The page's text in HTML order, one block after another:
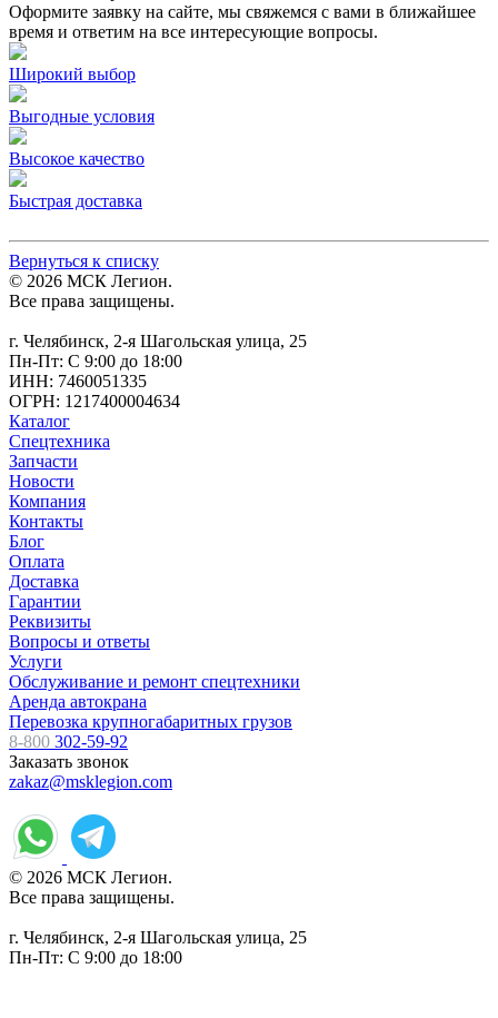
Оформите заявку на сайте, мы свяжемся с вами в ближайшее
время и ответим на все интересующие вопросы.
Широкий выбор
Выгодные условия
Высокое качество
Быстрая доставка
Вернуться к списку
© 2026 МСК Легион.
Все права защищены.
г. Челябинск, 2-я Шагольская улица, 25
Пн-Пт: С 9:00 до 18:00
ИНН: 7460051335
ОГРН: 1217400004634
Каталог
Спецтехника
Запчасти
Новости
Компания
Контакты
Блог
Оплата
Доставка
Гарантии
Реквизиты
Вопросы и ответы
Услуги
Обслуживание и ремонт спецтехники
Аренда автокрана
Перевозка крупногабаритных грузов
8-800 302-59-92
Заказать звонок
zakaz@msklegion.com
© 2026 МСК Легион.
Все права защищены.
г. Челябинск, 2-я Шагольская улица, 25
Пн-Пт: С 9:00 до 18:00